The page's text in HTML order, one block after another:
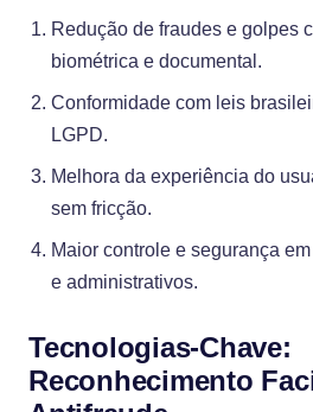
Redução de fraudes e golpes
biométrica e documental.
Conformidade com leis
LGPD.
Melhora da experiência do
sem fricção.
Maior controle e segurança
e administrativos.
Tecnologias-Chave:
Reconhecimento